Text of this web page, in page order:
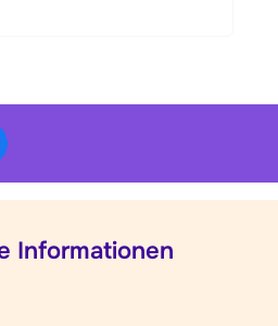
Informationen